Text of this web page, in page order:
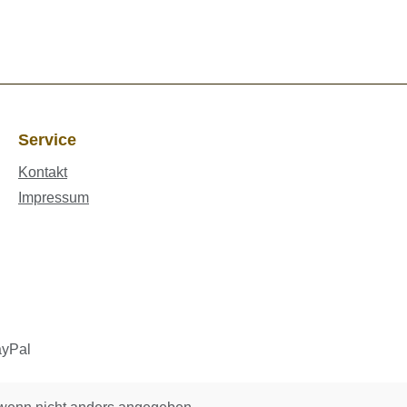
Service
Kontakt
Impressum